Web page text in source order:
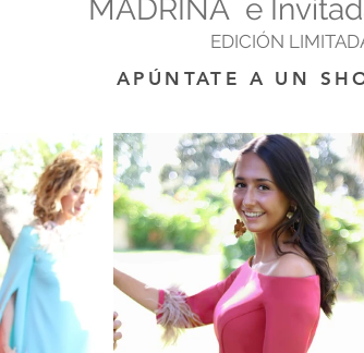
MADRINA e
EDICIÓN
APÚNTATE A UN